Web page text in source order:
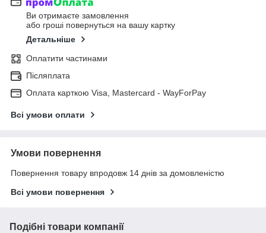
Ви отримаєте замовлення
або гроші повернуться на вашу картку
Детальніше
Оплатити частинами
Післяплата
Оплата карткою Visa, Mastercard - WayForPay
Всі умови оплати
Умови повернення
Повернення товару впродовж 14 днів за домовленістю
Всі умови повернення
Подібні товари компанії